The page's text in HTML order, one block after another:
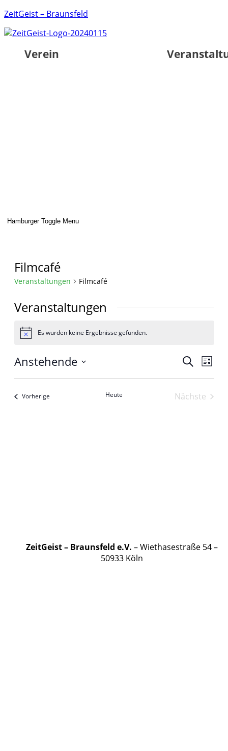
ZeitGeist – Braunsfeld
Verein
Hamburger Toggle Menu
Filmcafé
Veranstaltungen Filmcafé
Veranstaltungen
HinweisEs wurden keine Ergebnisse gefunden.
Suche
und
SucheListe
Anstehende
VorherigeVeranstaltungen Heute
Nächste
ZeitGeist – Braunsfeld e.V. – Wiethasestraße 54 –
50933 Köln